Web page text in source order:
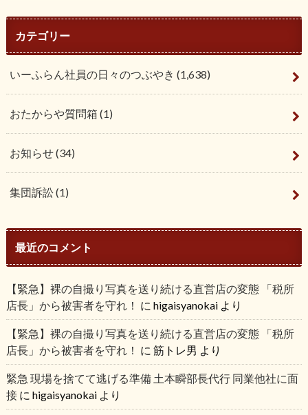
カテゴリー
いーふらん社員の日々のつぶやき (1,638)
おたからや質問箱 (1)
お知らせ(34)
集団訴訟(1)
最近のコメント
【緊急】裸の自撮り写真を送り続ける直営店の変態 「税所
店長」から被害者を守れ！ に higaisyanokaiより
【緊急】裸の自撮り写真を送り続ける直営店の変態 「税所
店長」から被害者を守れ！ に 筋トレ男 より
緊急 現場を捨てて逃げる準備 土本瞬部長代行 同業他社に面
接に higaisyanokaiより